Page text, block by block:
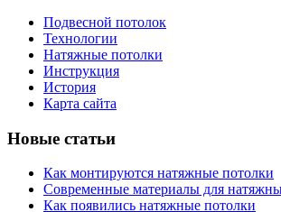
Подвесной потолок
Технологии
Натяжные потолки
Инструкция
История
Карта сайта
Новые статьи
Как монтируются натяжные потолки
Современные материалы для
Как появились натяжные потолки